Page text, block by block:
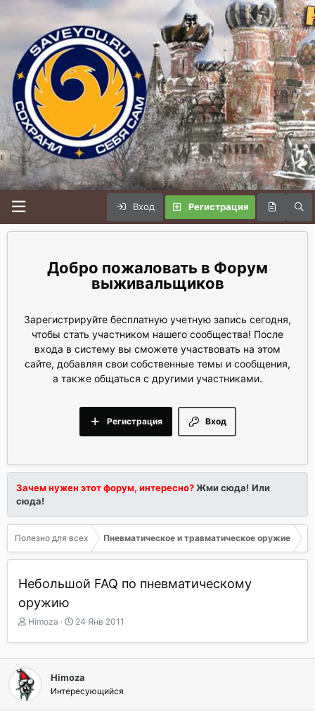
Вход Регистрация
Форум
выживальщиков
Зарегистрируйте бесплатную учетную запись сегодня,
чтобы стать участником нашего сообщества! После
входа в систему вы сможете участвовать на этом
сайте, добавляя свои собственные темы и сообщения,
а также общаться с другими участниками.
Вход
Регистрация
Зачем нужен этот форум, интересно?Жми сюда! Или
сюда!
Полезно для всех Пневматическое и травматическое оружие
Небольшой FAQ по пневматическому
оружию
А
т
о
р
т
е
м
Himoza
Д
т
а
а
ч
а
24 Янв 2011
Himoza
Интересующийся